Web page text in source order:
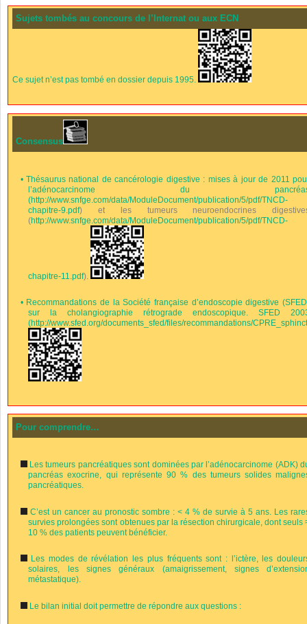
Sujets tombés au concours de l’Internat ou aux ECN
Ce sujet n’est pas tombé en dossier depuis 1995.
Consensus
• Thésaurus national de cancérologie digestive : mises à jour de 2011
l’adénocarcinome du
(http://www.snfge.com/data/ModuleDocument/publication/5/pdf/TNCD-
chapitre-9.pdf) et les tumeurs neuroendocrines
(http://www.snfge.com/data/ModuleDocument/publication/5/pdf/TNCD-
chapitre-11.pdf).
• Recommandations de la Société française d’endoscopie digestive
sur la cholangiographie rétrograde endoscopique. SFED
(http://www.sfed.org/documents_sfed/files/recommandations/
Pour comprendre…
Les tumeurs pancréatiques sont dominées par l’adénocarcinome (ADK)
pancréas exocrine, qui représente 90 % des tumeurs solides
pancréatiques.
C’est un cancer au pronostic sombre : < 4 % de survie à 5 ans. Les
survies prolongées sont obtenues par la résection chirurgicale, dont seuls
10 % des patients peuvent bénéficier.
Les modes de révélation les plus fréquents sont : l’ictère, les
solaires, les signes généraux (amaigrissement, signes
métastatique).
Le bilan initial doit permettre de répondre aux questions :